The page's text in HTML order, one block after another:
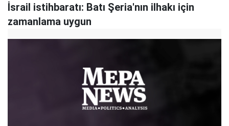
İsrail istihbaratı: Batı Şeria'nın ilhakı için
zamanlama uygun